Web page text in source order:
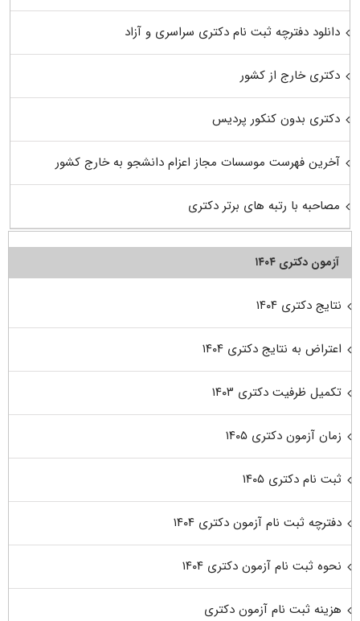
دانلود دفترچه ثبت نام دکتری سراسری و آزاد
دکتری خارج از کشور
دکتری بدون کنکور پردیس
آخرین فهرست موسسات مجاز اعزام دانشجو به خارج کشور
مصاحبه با رتبه های برتر دکتری
آزمون دکتری ۱۴۰۴
نتایج دکتری ۱۴۰۴
اعتراض به نتایج دکتری ۱۴۰۴
تکمیل ظرفیت دکتری ۱۴۰۳
زمان آزمون دکتری ۱۴۰۵
ثبت نام دکتری ۱۴۰۵
دفترچه ثبت نام آزمون دکتری ۱۴۰۴
نحوه ثبت نام آزمون دکتری ۱۴۰۴
هزینه ثبت نام آزمون دکتری